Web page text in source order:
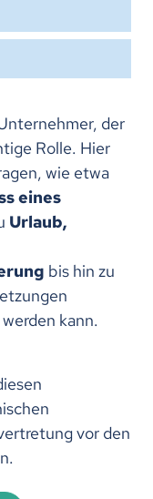
der
Rolle. Hier
wie etwa
eines
Urlaub,
bis hin zu
werden kann.
vor den